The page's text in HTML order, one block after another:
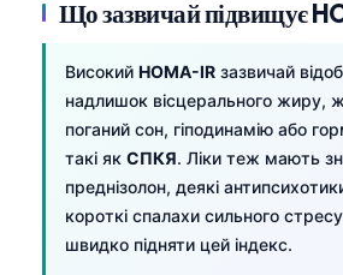
Що зазвичай підвищує
Високий HOMA-IR зазвичай
надлишок вісцерального жиру,
поганий сон, гіподинамію або
такі як СПКЯ. Ліки теж мають
преднізолон, деякі
короткі спалахи сильного
швидко підняти цей індекс.
Afrikaans
Монгол
ພາສາລາວ
Basa Jawa
Cebuano
ئۇيغۇرچە